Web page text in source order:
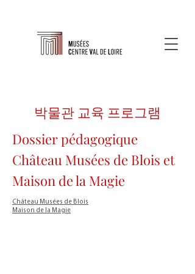
박물관 교육 프로그램
Dossier pédagogique
Château Musées de Blois et
Maison de la Magie
Château Musées de Blois
Maison de la Magie